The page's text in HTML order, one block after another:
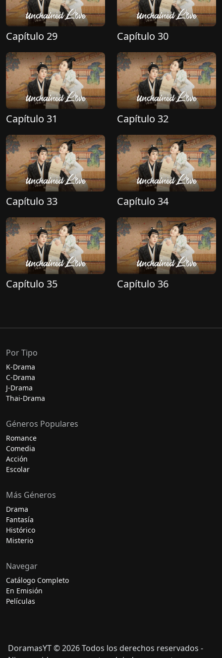
Capítulo 29 Capítulo 30
Capítulo 31 Capítulo 32
Capítulo 33 Capítulo 34
Capítulo 35 Capítulo 36
Por Tipo
K-Drama
C-Drama
J-Drama
Thai-Drama
Géneros Populares
Romance
Comedia
Acción
Escolar
Más Géneros
Drama
Fantasía
Histórico
Misterio
Navegar
Catálogo Completo
En Emisión
Películas
DoramasYT © 2026 Todos los derechos reservados -